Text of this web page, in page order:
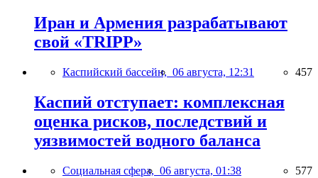
Иран и Армения разрабатывают
свой «TRIPP»
Каспийский бассейн, 06 августа, 12:31 457
Каспий отступает: комплексная
оценка рисков, последствий и
уязвимостей водного баланса
Социальная сфера, 06 августа, 01:38 577